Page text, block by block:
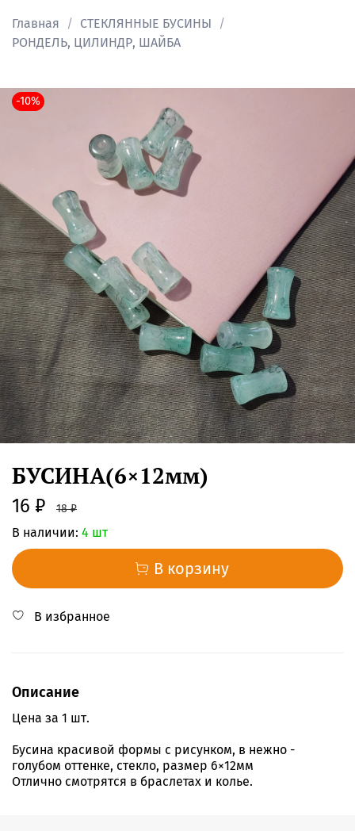
Главная
СТЕКЛЯННЫЕ БУСИНЫ
РОНДЕЛЬ, ЦИЛИНДР, ШАЙБА
-10%
БУСИНА(6×12мм)
16 ₽ 18 ₽
В наличии: 4 шт
В корзину
В избранное
Описание
Цена за 1 шт.
Бусина красивой формы с рисунком, в нежно -
голубом оттенке, стекло, размер 6×12мм
Отлично смотрятся в браслетах и колье.